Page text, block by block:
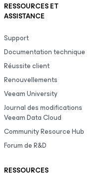
RESSOURCES ET
ASSISTANCE
Support
Documentation technique
Réussite client
Renouvellements
Veeam University
Journal des modifications
Veeam Data Cloud
Community Resource Hub
Forum de R&D
RESSOURCES